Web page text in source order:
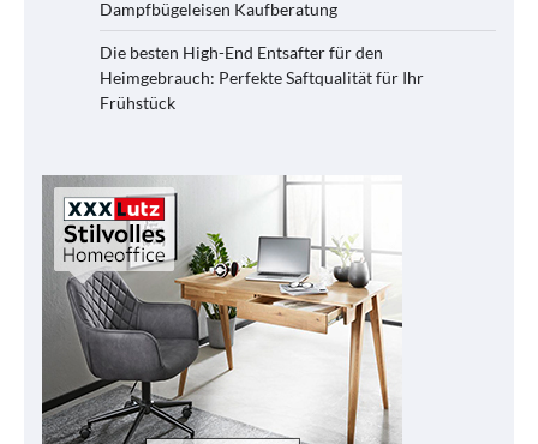
Dampfbügeleisen Kaufberatung
Die besten High-End Entsafter für den
Heimgebrauch: Perfekte Saftqualität für Ihr
Frühstück